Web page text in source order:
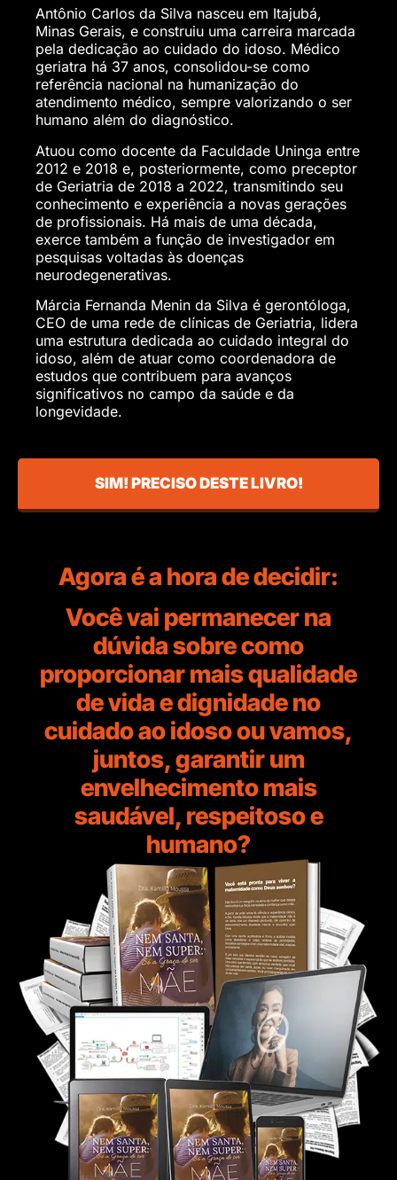
Antônio Carlos da Silva nasceu em Itajubá,
Minas Gerais, e construiu uma carreira marcada
pela dedicação ao cuidado do idoso. Médico
geriatra há 37 anos, consolidou-se como
referência nacional na humanização do
atendimento médico, sempre valorizando o ser
humano além do diagnóstico.
Atuou como docente da Faculdade Uninga entre
2012 e 2018 e, posteriormente, como preceptor
de Geriatria de 2018 a 2022, transmitindo seu
conhecimento e experiência a novas gerações
de profissionais. Há mais de uma década,
exerce também a função de investigador em
pesquisas voltadas às doenças
neurodegenerativas.
Márcia Fernanda Menin da Silva é gerontóloga,
CEO de uma rede de clínicas de Geriatria, lidera
uma estrutura dedicada ao cuidado integral do
idoso, além de atuar como coordenadora de
estudos que contribuem para avanços
significativos no campo da saúde e da
longevidade.
SIM! PRECISO DESTE LIVRO!
Agora é a hora de decidir:
Você vai permanecer na
dúvida sobre como
proporcionar mais qualidade
de vida e dignidade no
cuidado ao idoso ou vamos,
juntos, garantir um
envelhecimento mais
saudável, respeitoso e
humano?